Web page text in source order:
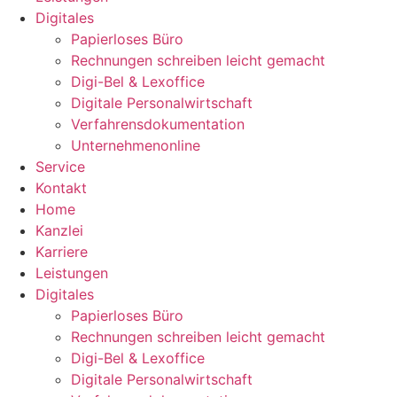
Digitales
Papierloses Büro
Rechnungen schreiben leicht gemacht
Digi-Bel & Lexoffice
Digitale Personalwirtschaft
Verfahrensdokumentation
Unternehmenonline
Service
Kontakt
Home
Kanzlei
Karriere
Leistungen
Digitales
Papierloses Büro
Rechnungen schreiben leicht gemacht
Digi-Bel & Lexoffice
Digitale Personalwirtschaft